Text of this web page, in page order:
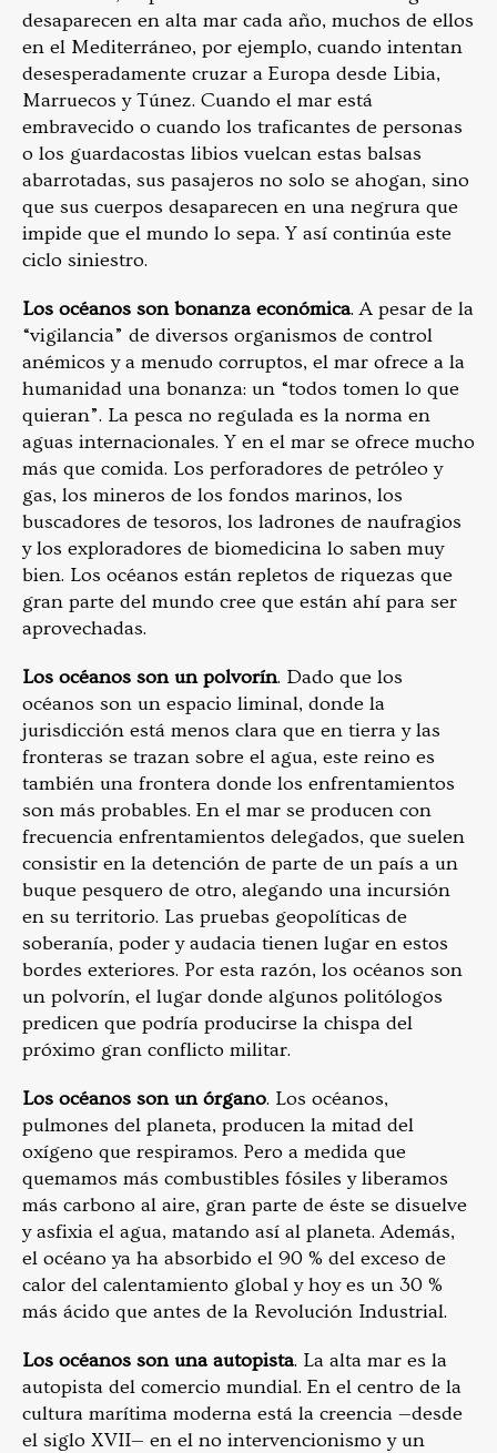
desaparecen en alta mar cada año, muchos de ellos
en el Mediterráneo, por ejemplo, cuando intentan
desesperadamente cruzar a Europa desde Libia,
Marruecos y Túnez. Cuando el mar está
embravecido o cuando los traficantes de personas
o los guardacostas libios vuelcan estas balsas
abarrotadas, sus pasajeros no solo se ahogan, sino
que sus cuerpos desaparecen en una negrura que
impide que el mundo lo sepa. Y así continúa este
ciclo siniestro.
Los océanos son bonanza económica. A pesar de la
“vigilancia” de diversos organismos de control
anémicos y a menudo corruptos, el mar ofrece a la
humanidad una bonanza: un “todos tomen lo que
quieran”. La pesca no regulada es la norma en
aguas internacionales. Y en el mar se ofrece mucho
más que comida. Los perforadores de petróleo y
gas, los mineros de los fondos marinos, los
buscadores de tesoros, los ladrones de naufragios
y los exploradores de biomedicina lo saben muy
bien. Los océanos están repletos de riquezas que
gran parte del mundo cree que están ahí para ser
aprovechadas.
Los océanos son un polvorín. Dado que los
océanos son un espacio liminal, donde la
jurisdicción está menos clara que en tierra y las
fronteras se trazan sobre el agua, este reino es
también una frontera donde los enfrentamientos
son más probables. En el mar se producen con
frecuencia enfrentamientos delegados, que suelen
consistir en la detención de parte de un país a un
buque pesquero de otro, alegando una incursión
en su territorio. Las pruebas geopolíticas de
soberanía, poder y audacia tienen lugar en estos
bordes exteriores. Por esta razón, los océanos son
un polvorín, el lugar donde algunos politólogos
predicen que podría producirse la chispa del
próximo gran conflicto militar.
Los océanos son un órgano. Los océanos,
pulmones del planeta, producen la mitad del
oxígeno que respiramos. Pero a medida que
quemamos más combustibles fósiles y liberamos
más carbono al aire, gran parte de éste se disuelve
y asfixia el agua, matando así al planeta. Además,
el océano ya ha absorbido el 90 % del exceso de
calor del calentamiento global y hoy es un 30 %
más ácido que antes de la Revolución Industrial.
Los océanos son una autopista. La alta mar es la
autopista del comercio mundial. En el centro de la
cultura marítima moderna está la creencia —desde
el siglo XVII— en el no intervencionismo y un